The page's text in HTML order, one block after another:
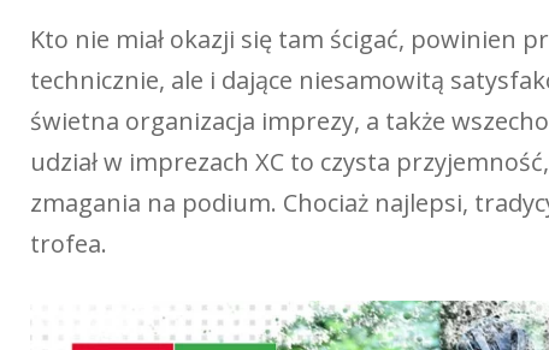
Kto nie miał okazji się tam ścigać, powinien
technicznie, ale i dające niesamowitą
świetna organizacja imprezy, a także
udział w imprezach XC to czysta
zmagania na podium. Chociaż najlepsi,
trofea.